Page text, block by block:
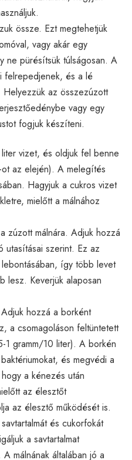
össze. Ezt megtehetjük
vagy akár egy
ne pürésítsük túlságosan. A
felrepedjenek, és a lé
az összezúzott
vagy egy
fogjuk készíteni.
vizet, és oldjuk fel benne
az elején). A melegítés
Hagyjuk a cukros vizet
mielőtt a málnához
zúzott málnára. Adjuk hozzá
utasításai szerint. Ez az
így több levet
lesz. Keverjük alaposan
hozzá a borként
a csomagoláson feltüntetett
1 gramm/10 liter). A borkén
és megvédi a
a kénezés után
az élesztőt
az élesztő működését is.
és cukorfokát
a savtartalmat
málnának általában jó a